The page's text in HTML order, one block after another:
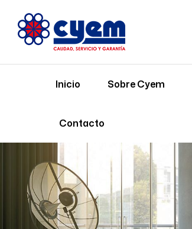
Inicio Sobre Cyem
Contacto